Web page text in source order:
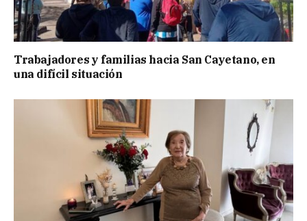
Trabajadores y familias hacia San Cayetano, en
una difícil situación